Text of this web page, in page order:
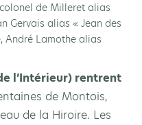
de Milleret alias
Gervais alias « Jean des
André Lamothe alias
l’Intérieur) rentrent
de Montois,
de la Hiroire. Les